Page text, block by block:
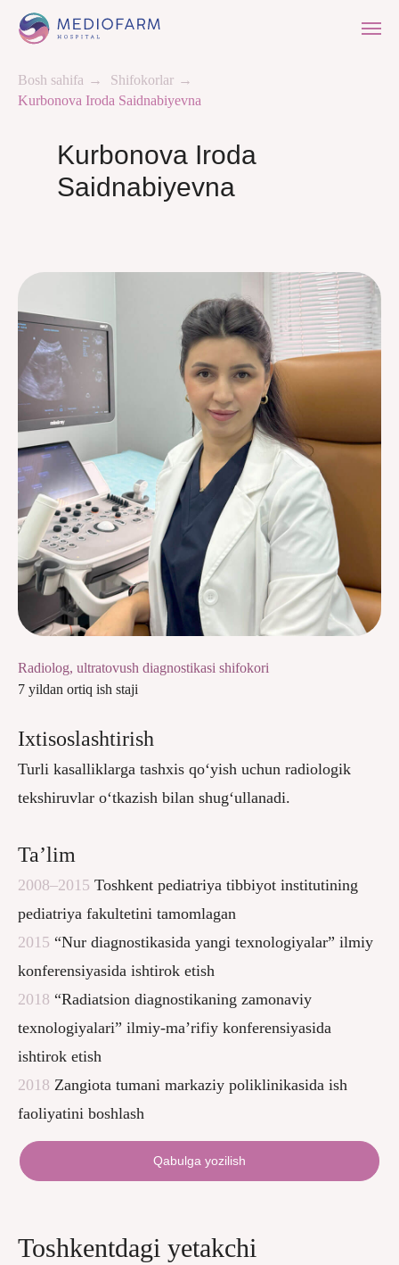
Bosh sahifa → Shifokorlar →
Kurbonova Iroda Saidnabiyevna
Kurbonova Iroda
Saidnabiyevna
Radiolog, ultratovush diagnostikasi shifokori
7 yildan ortiq ish staji
Ixtisoslashtirish
Turli kasalliklarga tashxis qo‘yish uchun radiologik
tekshiruvlar o‘tkazish bilan shug‘ullanadi.
Ta’lim
2008–2015 Toshkent pediatriya tibbiyot institutining
pediatriya fakultetini tamomlagan
2015 “Nur diagnostikasida yangi texnologiyalar” ilmiy
konferensiyasida ishtirok etish
2018 “Radiatsion diagnostikaning zamonaviy
texnologiyalari” ilmiy-ma’rifiy konferensiyasida
ishtirok etish
2018 Zangiota tumani markaziy poliklinikasida ish
faoliyatini boshlash
Qabulga yozilish
Toshkentdagi yetakchi